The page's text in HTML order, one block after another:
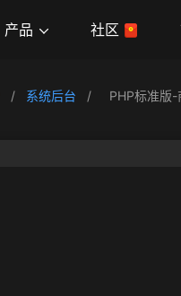
产品 社区
/ 系统后台 /
PHP标准版